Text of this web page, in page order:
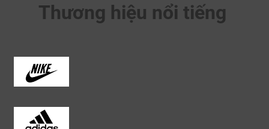
Thương hiệu nổi tiếng